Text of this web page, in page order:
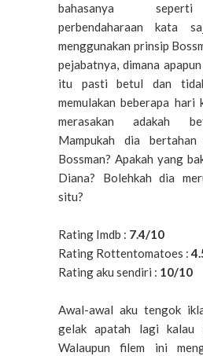
bahasanya
perbendaharaan kata
menggunakan prinsip
pejabatnya, dimana
itu pasti betul dan
memulakan beberapa hari
merasakan adakah
Mampukah dia
Bossman? Apakah yang
Diana? Bolehkah dia
situ?
Rating Imdb : 7.4/10
Rating Rottentomatoes :
Rating aku sendiri : 10/10
Awal-awal aku tengok
gelak apatah lagi kalau
Walaupun filem ini